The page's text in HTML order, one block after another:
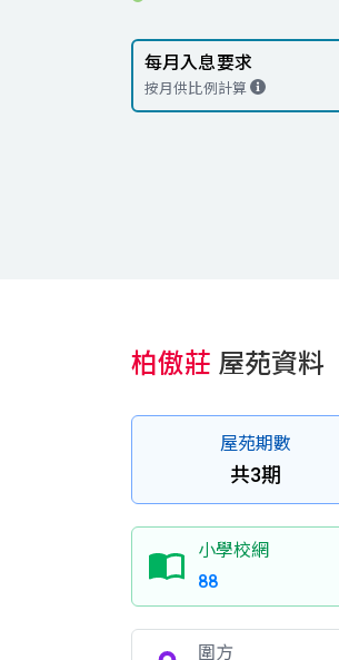
每月入息要求
按月供比例計算
柏傲莊 屋苑資料
屋苑期數
共3期
小學校網
88
圍方